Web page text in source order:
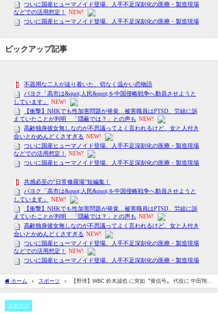
ピックアップ記事
ホーム スポーツ
【野球】WBC 鈴木誠也 に突如〝黄信号〟 代役に 中田翔
サプライズ招集？！
スポーツ